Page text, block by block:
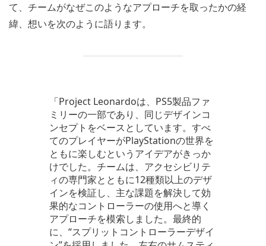
て、チームがなぜこのようなアプローチを取ったかの経
緯、想いを次のように語ります。
「Project Leonardoは、PS5製品ファ
ミリーの一部であり、同じデザインコ
ンセプトをベースとしています。すべ
てのプレイヤーがPlayStationの世界を
ともに楽しむというアイデアがきっか
けでした。チームは、アクセシビリテ
ィの専門家とともに12種類以上のデザ
インを検証し、主な課題を解決して効
果的なコントローラーの使用へと導く
アプローチを模索しました。最終的
に、“スプリットコントローラーデザイ